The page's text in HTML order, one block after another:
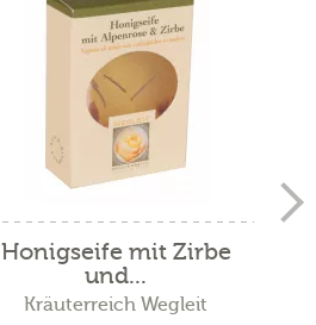
Honigseife mit Zirbe
und...
Kräuterreich Wegleit